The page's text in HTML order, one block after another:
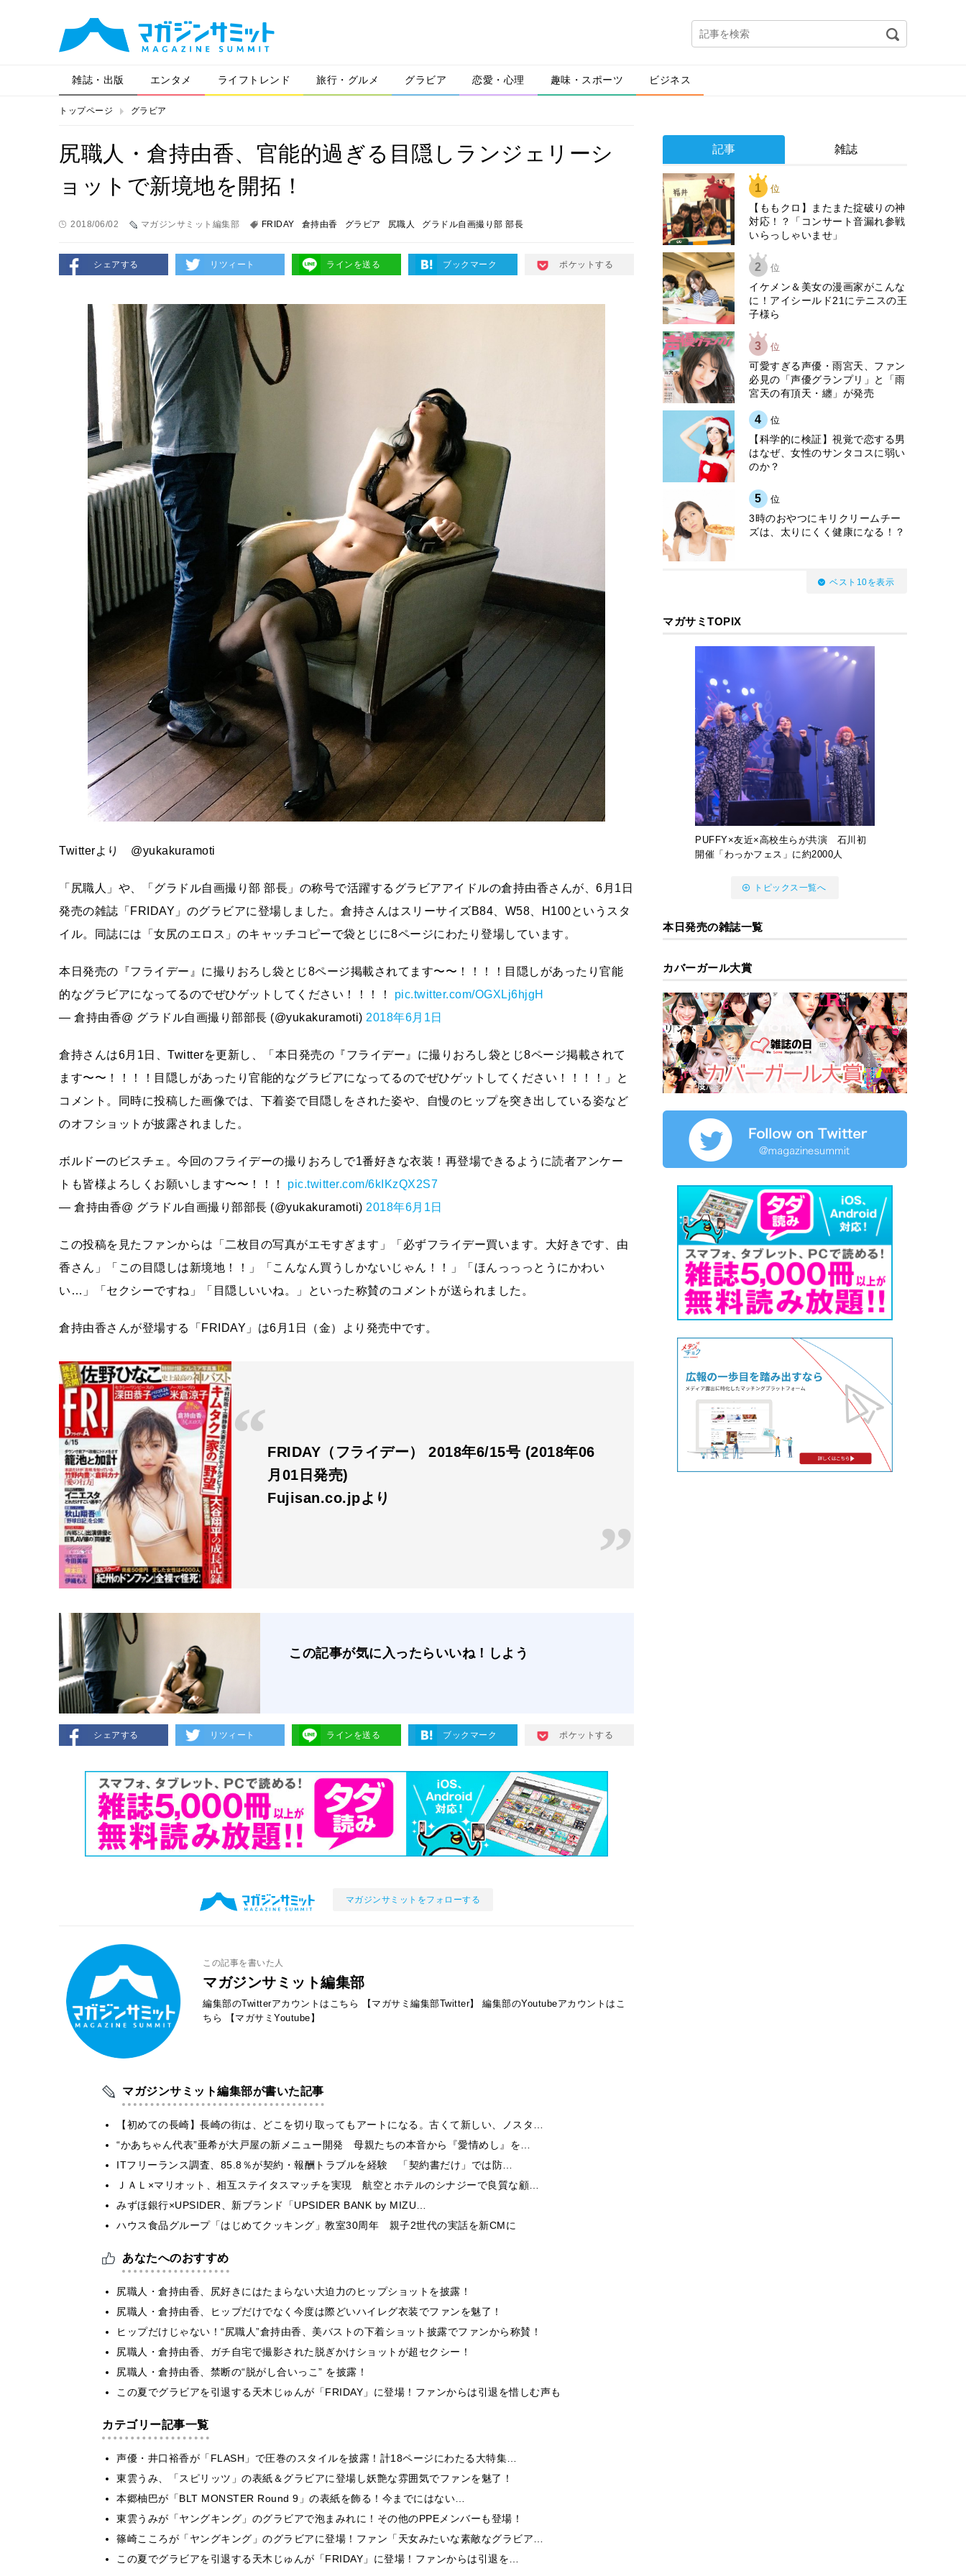
雑誌・出版 エンタメ ライフトレンド 旅行・グルメ グラビア 恋愛・心理 趣味・スポーツ ビジネス
トップページ グラビア
尻職人・倉持由香、官能的過ぎる目隠しランジェリーシ
ョットで新境地を開拓！
2018/06/02 マガジンサミット編集部 FRIDAY 倉持由香 グラビア 尻職人 グラドル自画撮り部 部長
シェアする リツィート ラインを送る ブックマーク ポケットする
Twitterより @yukakuramoti
「尻職人」や、「グラドル自画撮り部 部長」の称号で活躍するグラビアアイドルの倉持由香さんが、6月1日
発売の雑誌「FRIDAY」のグラビアに登場しました。倉持さんはスリーサイズB84、W58、H100というスタ
イル。同誌には「女尻のエロス」のキャッチコピーで袋とじに8ページにわたり登場しています。
本日発売の『フライデー』に撮りおろし袋とじ8ページ掲載されてます〜〜！！！！目隠しがあったり官能
的なグラビアになってるのでぜひゲットしてください！！！！ pic.twitter.com/OGXLj6hjgH
— 倉持由香@ グラドル自画撮り部部長 (@yukakuramoti) 2018年6月1日
倉持さんは6月1日、Twitterを更新し、「本日発売の『フライデー』に撮りおろし袋とじ8ページ掲載されて
ます〜〜！！！！目隠しがあったり官能的なグラビアになってるのでぜひゲットしてください！！！！」と
コメント。同時に投稿した画像では、下着姿で目隠しをされた姿や、自慢のヒップを突き出している姿など
のオフショットが披露されました。
ボルドーのビスチェ。今回のフライデーの撮りおろしで1番好きな衣装！再登場できるように読者アンケー
トも皆様よろしくお願いします〜〜！！！ pic.twitter.com/6kIKzQX2S7
— 倉持由香@ グラドル自画撮り部部長 (@yukakuramoti) 2018年6月1日
この投稿を見たファンからは「二枚目の写真がエモすぎます」「必ずフライデー買います。大好きです、由
香さん」「この目隠しは新境地！！」「こんなん買うしかないじゃん！！」「ほんっっっとうにかわい
い…」「セクシーですね」「目隠しいいね。」といった称賛のコメントが送られました。
倉持由香さんが登場する「FRIDAY」は6月1日（金）より発売中です。
FRIDAY（フライデー） 2018年6/15号 (2018年06
月01日発売)
Fujisan.co.jpより
この記事が気に入ったらいいね！しよう
シェアする リツィート ラインを送る ブックマーク ポケットする
マガジンサミットをフォローする
この記事を書いた人
マガジンサミット編集部
編集部のTwitterアカウントはこちら 【マガサミ編集部Twitter】
編集部のYoutubeアカウントはこ
ちら
【マガサミYoutube】
マガジンサミット編集部が書いた記事
【初めての長崎】長崎の街は、どこを切り取ってもアートになる。古くて新しい、ノスタ…
“かあちゃん代表”亜希が大戸屋の新メニュー開発 母親たちの本音から『愛情めし』を…
ITフリーランス調査、85.8％が契約・報酬トラブルを経験 「契約書だけ」では防…
ＪＡＬ×マリオット、相互ステイタスマッチを実現 航空とホテルのシナジーで良質な顧…
みずほ銀行×UPSIDER、新ブランド「UPSIDER BANK by MIZU…
ハウス食品グループ「はじめてクッキング」教室30周年 親子2世代の実話を新CMに
あなたへのおすすめ
尻職人・倉持由香、尻好きにはたまらない大迫力のヒップショットを披露！
尻職人・倉持由香、ヒップだけでなく今度は際どいハイレグ衣装でファンを魅了！
ヒップだけじゃない！“尻職人”倉持由香、美バストの下着ショット披露でファンから称賛！
尻職人・倉持由香、ガチ自宅で撮影された脱ぎかけショットが超セクシー！
尻職人・倉持由香、禁断の“脱がし合いっこ” を披露！
この夏でグラビアを引退する天木じゅんが「FRIDAY」に登場！ファンからは引退を惜しむ声も
カテゴリー記事一覧
声優・井口裕香が「FLASH」で圧巻のスタイルを披露！計18ページにわたる大特集…
東雲うみ、「スピリッツ」の表紙＆グラビアに登場し妖艶な雰囲気でファンを魅了！
本郷柚巴が「BLT MONSTER Round 9」の表紙を飾る！今までにはない…
東雲うみが「ヤングキング」のグラビアで泡まみれに！その他のPPEメンバーも登場！
篠崎こころが「ヤングキング」のグラビアに登場！ファン「天女みたいな素敵なグラビア…
この夏でグラビアを引退する天木じゅんが「FRIDAY」に登場！ファンからは引退を…
記事 雑誌
1 位
【ももクロ】またまた掟破りの神
対応！？「コンサート音漏れ参戦
いらっしゃいませ」
2 位
イケメン＆美女の漫画家がこんな
に！アイシールド21にテニスの王
子様ら
3 位
可愛すぎる声優・雨宮天、ファン
必見の「声優グランプリ」と「雨
宮天の有頂天・纏」が発売
4 位
【科学的に検証】視覚で恋する男
はなぜ、女性のサンタコスに弱い
のか？
5 位
3時のおやつにキリクリームチー
ズは、太りにくく健康になる！？
ベスト10を表示
マガサミTOPIX
PUFFY×友近×高校生らが共演 石川初
開催「わっかフェス」に約2000人
トピックス一覧へ
本日発売の雑誌一覧
カバーガール大賞